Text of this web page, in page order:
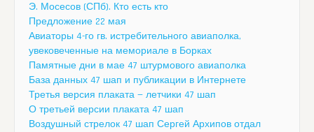
Э. Мосесов (СПб). Кто есть кто
Предложение 22 мая
Авиаторы 4-го гв. истребительного авиаполка,
увековеченные на мемориале в Борках
Памятные дни в мае 47 штурмового авиаполка
База данных 47 шап и публикации в Интернете
Третья версия плаката — летчики 47 шап
О третьей версии плаката 47 шап
Воздушный стрелок 47 шап Сергей Архипов отдал